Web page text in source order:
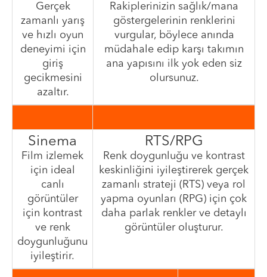
Gerçek
zamanlı yarış
ve hızlı oyun
deneyimi için
giriş
gecikmesini
azaltır.
Rakiplerinizin sağlık/mana
göstergelerinin renklerini
vurgular, böylece anında
müdahale edip karşı takımın
ana yapısını ilk yok eden siz
olursunuz.
Sinema
Film izlemek
için ideal
canlı
görüntüler
için kontrast
ve renk
doygunluğunu
iyileştirir.
RTS/RPG
Renk doygunluğu ve kontrast
keskinliğini iyileştirerek gerçek
zamanlı strateji (RTS) veya rol
yapma oyunları (RPG) için çok
daha parlak renkler ve detaylı
görüntüler oluşturur.